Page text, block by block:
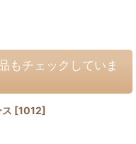
もチェックしていま
[1012]